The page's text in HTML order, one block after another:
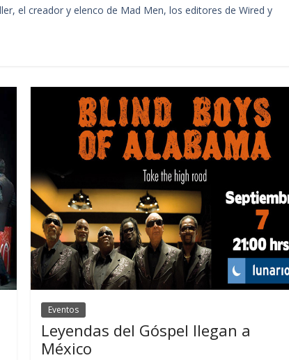
el creador y elenco de Mad Men, los editores de Wired y
Eventos
Leyendas del Góspel llegan a
México